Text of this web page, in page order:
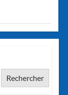
Rechercher